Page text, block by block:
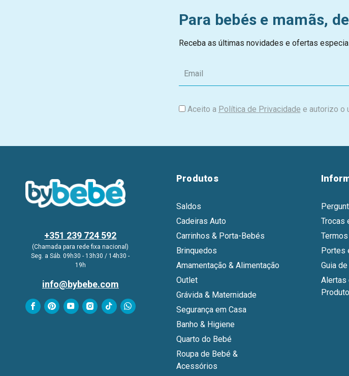
Para bebés e mamãs,
Receba as últimas novidades e ofertas
m
i
Aceito a Política de Privacidade e autorizo o
+351 239 724 592
(Chamada para rede fixa nacional)
Seg. a Sáb. 09h30 - 13h30 / 14h30 -
19h
info@bybebe.com
Produtos
Saldos
Cadeiras Auto
Carrinhos & Porta-Bebés
Brinquedos
Amamentação & Alimentação
Outlet
Grávida & Maternidade
Segurança em Casa
Banho & Higiene
Quarto do Bebé
Roupa de Bebé &
Acessórios
Trocas
Portes
Guia
Alertas